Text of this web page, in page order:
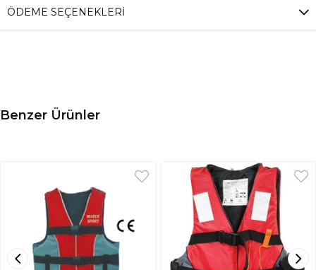
ÖDEME SEÇENEKLERI
Benzer Ürünler